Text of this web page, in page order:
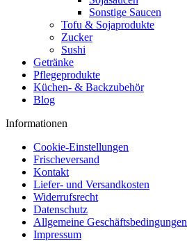
Sonstige Saucen
Tofu & Sojaprodukte
Zucker
Sushi
Getränke
Pflegeprodukte
Küchen- & Backzubehör
Blog
Informationen
Cookie-Einstellungen
Frischeversand
Kontakt
Liefer- und Versandkosten
Widerrufsrecht
Datenschutz
Allgemeine Geschäftsbedingungen
Impressum